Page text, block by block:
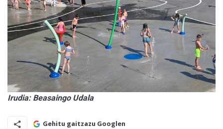
Irudia: Beasaingo Udala
Gehitu gaitzazu Googlen